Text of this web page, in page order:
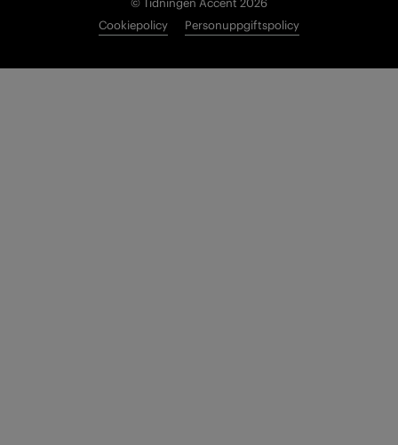
© Tidningen Accent 2026
Cookiepolicy
Personuppgiftspolicy